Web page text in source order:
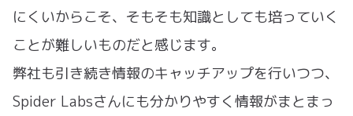
にくいからこそ、そもそも知識としても培っていく
ことが難しいものだと感じます。
弊社も引き続き情報のキャッチアップを行いつつ、
Spider Labsさんにも分かりやすく情報がまとまっ